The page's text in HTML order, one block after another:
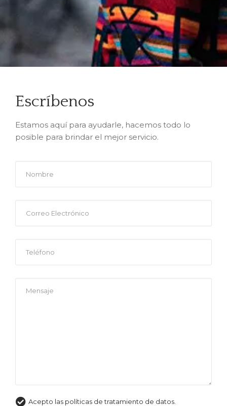
Escríbenos
Estamos aquí para ayudarle, hacemos todo lo
posible para brindar el mejor servicio.
Acepto las políticas de tratamiento de datos.